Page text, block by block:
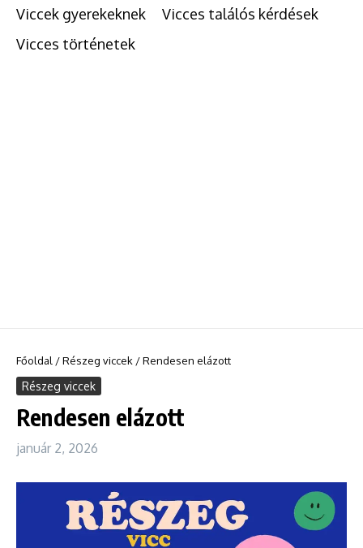
Viccek gyerekeknek
Vicces találós kérdések
Vicces történetek
Főoldal /Részeg viccek /Rendesen elázott
Részeg viccek
Rendesen elázott
január 2, 2026